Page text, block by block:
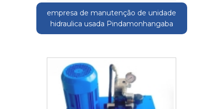
empresa de manutenção de unidade
hidraulica usada Pindamonhangaba